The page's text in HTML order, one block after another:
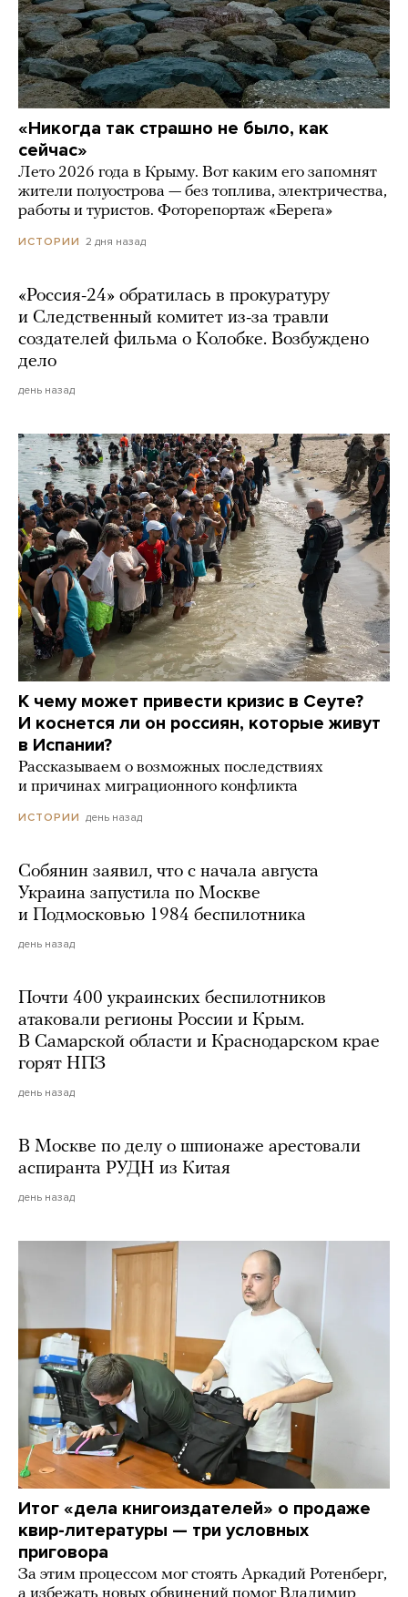
«Никогда так страшно не было, как
сейчас»
Лето 2026 года в Крыму. Вот каким его запомнят
жители полуострова — без топлива, электричества,
работы и туристов. Фоторепортаж «Берега»
ИСТОРИИ 2 дня назад
«Россия-24» обратилась в прокуратуру
и Следственный комитет из-за травли
создателей фильма о Колобке. Возбуждено
дело
день назад
К чему может привести кризис в Сеуте?
И коснется ли он россиян, которые живут
в Испании?
Рассказываем о возможных последствиях
и причинах миграционного конфликта
ИСТОРИИ день назад
Собянин заявил, что с начала августа
Украина запустила по Москве
и Подмосковью 1984 беспилотника
день назад
Почти 400 украинских беспилотников
атаковали регионы России и Крым.
В Самарской области и Краснодарском крае
горят НПЗ
день назад
В Москве по делу о шпионаже арестовали
аспиранта РУДН из Китая
день назад
Итог «дела книгоиздателей» о продаже
квир-литературы — три условных
приговора
За этим процессом мог стоять Аркадий Ротенберг,